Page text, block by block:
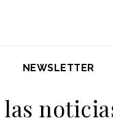
NEWSLETTER
las